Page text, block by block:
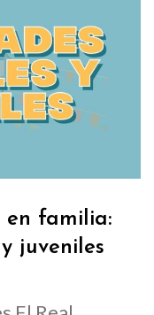
en familia:
juveniles